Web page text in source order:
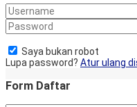
Saya bukan robot
Lupa password? Atur ulang
Form Daftar